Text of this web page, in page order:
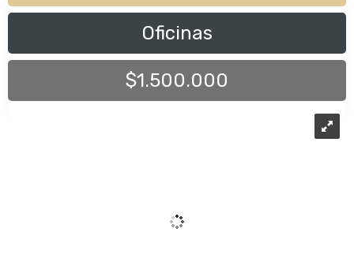
Oficinas
$1.500.000